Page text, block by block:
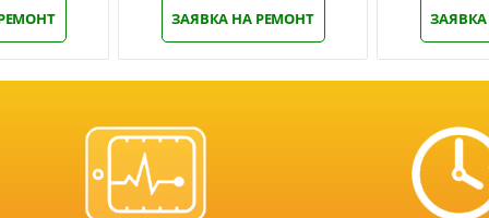
ЗАЯВКА НА РЕМОНТ